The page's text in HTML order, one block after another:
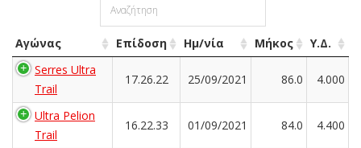
Αγώνας Επίδοση Ημ/νία Μήκος
Υ.Δ.
Serres Ultra
Trail
17.26.22 25/09/2021 86.0 4.000
Ultra Pelion
Trail
16.22.33 01/09/2021 84.0 4.400